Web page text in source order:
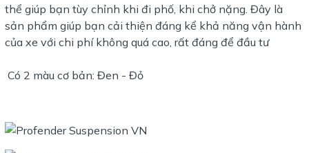
thể giúp bạn tùy chỉnh khi đi phố, khi chở nặng. Đây là
sản phẩm giúp bạn cải thiện đáng kể khả năng vận hành
của xe với chi phí không quá cao, rất đáng để đầu tư
Có 2 màu cơ bản: Đen - Đỏ